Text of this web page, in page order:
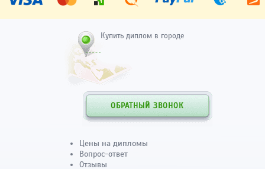
Купить диплом в городе
ОБРАТНЫЙ ЗВОНОК
Цены на дипломы
Вопрос-ответ
Отзывы